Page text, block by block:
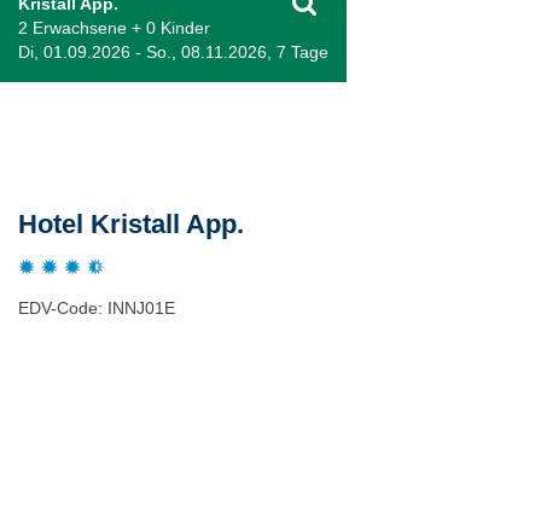
2 Erwachsene + 0 Kinder
Di, 01.09.2026 - So., 08.11.2026, 7 Tage
Hotel Kristall App.
EDV-Code: INNJ01E